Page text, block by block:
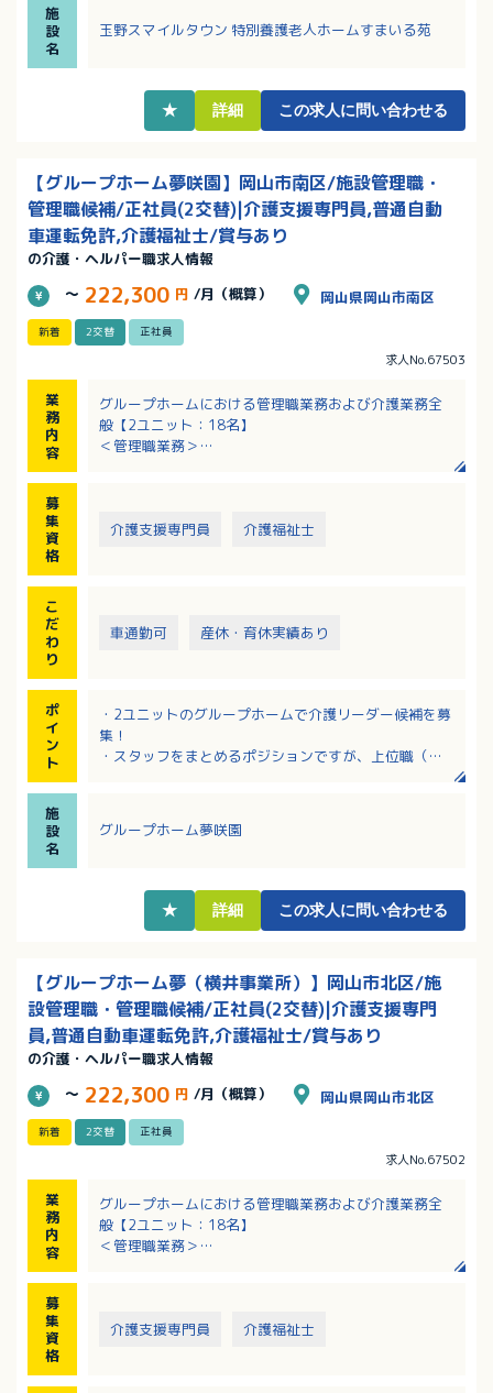
施
設
名
玉野スマイルタウン 特別養護老人ホームすまいる苑
★ 詳細 この求人に問い合わせる
【グループホーム夢咲園】岡山市南区/施設管理職・
管理職候補/正社員(2交替)|介護支援専門員,普通自動
車運転免許,介護福祉士/賞与あり
の介護・ヘルパー職求人情報
～ 222,300 円 /月（概算） 岡山県岡山市南区
新着 2交替 正社員
求人No.67503
業
務
内
容
グループホームにおける管理職業務および介護業務全
般【2ユニット：18名】
＜管理職業務＞
・ご家族、病院関係との対応（入居時の契約等）、面
募
集
資
格
介護支援専門員 介護福祉士
こ
だ
わ
り
車通勤可 産休・育休実績あり
ポ
イ
ン
ト
・2ユニットのグループホームで介護リーダー候補を募
集！
・スタッフをまとめるポジションですが、上位職（主
い施設！
・キャリアアップを目指す方必見！マネジメント経験
保育手当も支給あり！
施
設
名
グループホーム夢咲園
★ 詳細 この求人に問い合わせる
【グループホーム夢（横井事業所）】岡山市北区/施
設管理職・管理職候補/正社員(2交替)|介護支援専門
員,普通自動車運転免許,介護福祉士/賞与あり
の介護・ヘルパー職求人情報
～ 222,300 円 /月（概算） 岡山県岡山市北区
新着 2交替 正社員
求人No.67502
業
務
内
容
グループホームにおける管理職業務および介護業務全
般【2ユニット：18名】
＜管理職業務＞
・ご家族、病院関係との対応（入居時の契約等）、面
募
集
資
格
介護支援専門員 介護福祉士